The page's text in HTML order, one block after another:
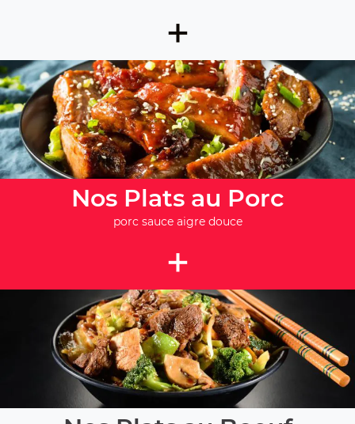
+
Nos Plats au Porc
porc sauce aigre douce
+